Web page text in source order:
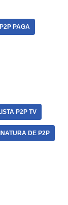
PAGA
P2P TV
DE P2P